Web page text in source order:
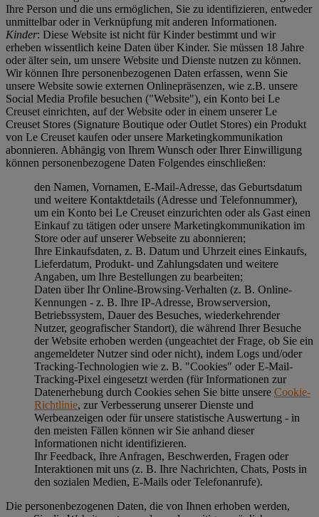
Ihre Person und die uns ermöglichen, Sie zu identifizieren, entweder
unmittelbar oder in Verknüpfung mit anderen Informationen.
Kinder: Diese Website ist nicht für Kinder bestimmt und wir
erheben wissentlich keine Daten über Kinder. Sie müssen 18 Jahre
oder älter sein, um unsere Website und Dienste nutzen zu können.
Wir können Ihre personenbezogenen Daten erfassen, wenn Sie
unsere Website sowie externen Onlinepräsenzen, wie z.B. unsere
Social Media Profile besuchen ("Website"), ein Konto bei Le
Creuset einrichten, auf der Website oder in einem unserer Le
Creuset Stores (Signature Boutique oder Outlet Stores) ein Produkt
von Le Creuset kaufen oder unsere Marketingkommunikation
abonnieren. Abhängig von Ihrem Wunsch oder Ihrer Einwilligung
können personenbezogene Daten Folgendes einschließen:
den Namen, Vornamen, E-Mail-Adresse, das Geburtsdatum
und weitere Kontaktdetails (Adresse und Telefonnummer),
um ein Konto bei Le Creuset einzurichten oder als Gast einen
Einkauf zu tätigen oder unsere Marketingkommunikation im
Store oder auf unserer Webseite zu abonnieren;
Ihre Einkaufsdaten, z. B. Datum und Uhrzeit eines Einkaufs,
Lieferdatum, Produkt- und Zahlungsdaten und weitere
Angaben, um Ihre Bestellungen zu bearbeiten;
Daten über Ihr Online-Browsing-Verhalten (z. B. Online-
Kennungen - z. B. Ihre IP-Adresse, Browserversion,
Betriebssystem, Dauer des Besuches, wiederkehrender
Nutzer, geografischer Standort), die während Ihrer Besuche
der Website erhoben werden (ungeachtet der Frage, ob Sie ein
angemeldeter Nutzer sind oder nicht), indem Logs und/oder
Tracking-Technologien wie z. B. "Cookies" oder E-Mail-
Tracking-Pixel eingesetzt werden (für Informationen zur
Datenerhebung durch Cookies sehen Sie bitte unsere Cookie-
Richtlinie, zur Verbesserung unserer Dienste und
Werbeanzeigen oder für unsere statistische Auswertung - in
den meisten Fällen können wir Sie anhand dieser
Informationen nicht identifizieren.
Ihr Feedback, Ihre Anfragen, Beschwerden, Fragen oder
Interaktionen mit uns (z. B. Ihre Nachrichten, Chats, Posts in
den sozialen Medien, E-Mails oder Telefonanrufe).
Die personenbezogenen Daten, die von Ihnen erhoben werden,